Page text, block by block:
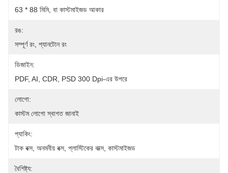
63 * 88 মিমি, বা কাস্টমাইজড আকার
রঙ:
সম্পূর্ণ রং, প্যানটোন রং
ডিজাইন:
PDF, AI, CDR, PSD 300 Dpi-এর উপরে
লোগো:
কাস্টম লোগো স্বাগত জানাই
প্যাকিং:
টাক বক্স, অনমনীয় বক্স, প্লাস্টিকের বাক্স, কাস্টমাইজড
বৈশিষ্ট্য: